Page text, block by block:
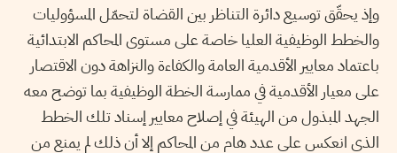
وإذ يحقّق توسيع دائرة التناظر بين القضاة لتحمّل المسؤوليات
والخطط الوظيفية العليا خاصة على مستوى المحاكم الابتدائية
باعتماد معايير الأقدمية العامة والكفاءة والنزاهة دون الاقتصار
على معيار الأقدمية في ممارسة الخطة الوظيفية بما توضح معه
الجهد المبذول من الهيئة في إصلاح معايير إسناد تلك الخطط
الذي انعكس على عدد هام من المحاكم إلا أن ذلك لم يمنع من